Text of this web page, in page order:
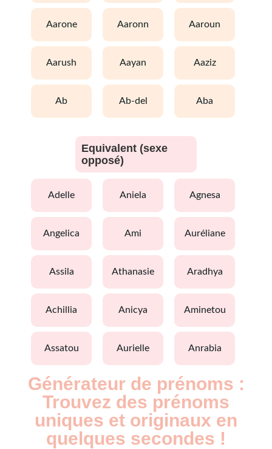
aarone aaronn aaroun
aarush aayan aaziz
ab ab-del aba
Equivalent (sexe
opposé)
adelle aniela agnesa
angelica ami auréliane
assila athanasie aradhya
achillia anicya aminetou
assatou aurielle anrabia
Générateur de prénoms :
Trouvez des prénoms
uniques et originaux en
quelques secondes !